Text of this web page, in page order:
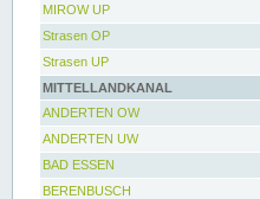
MIROW UP
Strasen OP
Strasen UP
MITTELLANDKANAL
ANDERTEN OW
ANDERTEN UW
BAD ESSEN
BERENBUSCH